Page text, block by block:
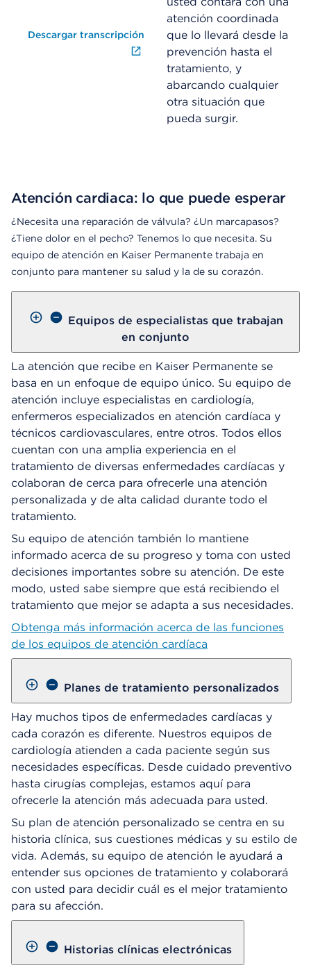
Descargar transcripción
atención coordinada
que lo llevará desde la
prevención hasta el
tratamiento, y
abarcando cualquier
otra situación que
pueda surgir.
Atención cardiaca: lo que puede esperar
¿Necesita una reparación de válvula? ¿Un marcapasos?
¿Tiene dolor en el pecho? Tenemos lo que necesita. Su
equipo de atención en Kaiser Permanente trabaja en
conjunto para mantener su salud y la de su corazón.
Equipos de especialistas que trabajan
en conjunto
La atención que recibe en Kaiser Permanente se
basa en un enfoque de equipo único. Su equipo de
atención incluye especialistas en cardiología,
enfermeros especializados en atención cardíaca y
técnicos cardiovasculares, entre otros. Todos ellos
cuentan con una amplia experiencia en el
tratamiento de diversas enfermedades cardíacas y
colaboran de cerca para ofrecerle una atención
personalizada y de alta calidad durante todo el
tratamiento.
Su equipo de atención también lo mantiene
informado acerca de su progreso y toma con usted
decisiones importantes sobre su atención. De este
modo, usted sabe siempre que está recibiendo el
tratamiento que mejor se adapta a sus necesidades.
Obtenga más información acerca de las funciones
de los equipos de atención cardíaca
Planes de tratamiento personalizados
Hay muchos tipos de enfermedades cardíacas y
cada corazón es diferente. Nuestros equipos de
cardiología atienden a cada paciente según sus
necesidades específicas. Desde cuidado preventivo
hasta cirugías complejas, estamos aquí para
ofrecerle la atención más adecuada para usted.
Su plan de atención personalizado se centra en su
historia clínica, sus cuestiones médicas y su estilo de
vida. Además, su equipo de atención le ayudará a
entender sus opciones de tratamiento y colaborará
con usted para decidir cuál es el mejor tratamiento
para su afección.
Historias clínicas electrónicas